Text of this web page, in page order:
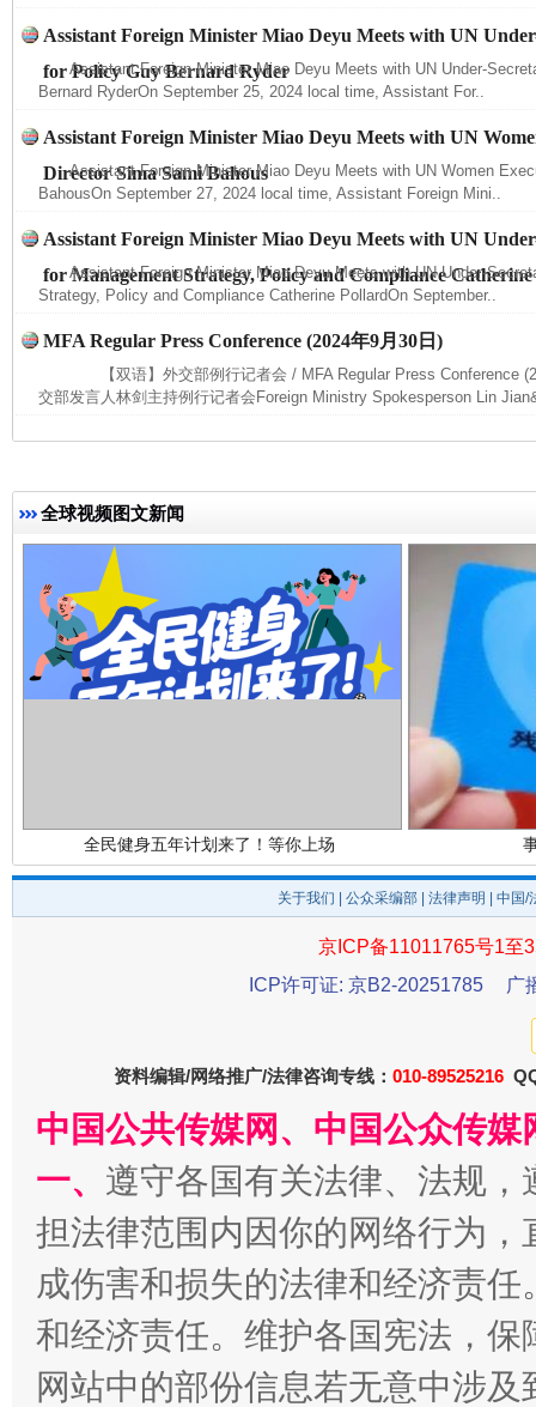
Assistant Foreign Minister Miao Deyu Meets with UN
for Policy Guy Bernard Ryder
Assistant Foreign Minister Miao Deyu Meets with UN Under-
Bernard RyderOn September 25, 2024 local time, Assistant For..
Assistant Foreign Minister Miao Deyu Meets with UN
Director Sima Sami Bahous
Assistant Foreign Minister Miao Deyu Meets with UN Women
BahousOn September 27, 2024 local time, Assistant Foreign Mini..
Assistant Foreign Minister Miao Deyu Meets with UN
for Management Strategy, Policy and Compliance
Assistant Foreign Minister Miao Deyu Meets with UN Under-
Strategy, Policy and Compliance Catherine PollardOn September..
MFA Regular Press Conference (2024年9月30日)
【双语】外交部例行记者会 / MFA Regular Press Conference
交部发言人林剑主持例行记者会Foreign Ministry Spokesperson Lin
全球视频图文新闻
受贿1.44亿！段成刚被判无期
全民健身五年计划来了！等你上场
阿坝州三大球赛在茂县开幕 规模
关于我们 公众采编部 法律声明 | 中国
京ICP备11011765号1至
ICP许可证: 京B2-20251785
广
资料编辑/网络推广/法律咨询专线： 010-89525216
中国公共传媒网、中国公众传
一、 遵守各国有关法律、法规
担法律范围内因你的网络行为
成伤害和损失的法律和经济责
和经济责任。维护各国宪法，
网站中的部份信息若无意中涉